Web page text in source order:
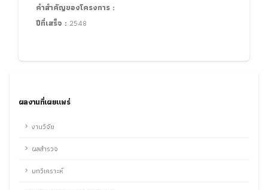
คำสำคัญของโครงการ :
ปีที่เสร็จ : 2548
ผลงานที่เผยแพร่
งานวิจัย
ผลสำรวจ
บทวิเคราะห์